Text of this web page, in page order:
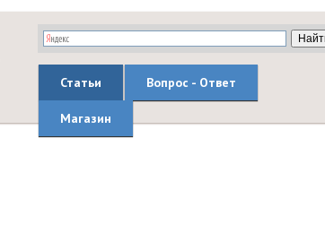
Статьи Вопрос - Ответ
Магазин